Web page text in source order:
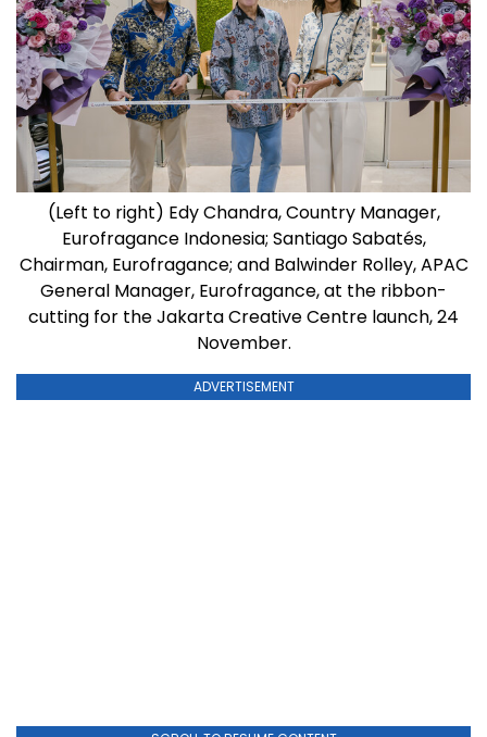
(Left to right) Edy Chandra, Country Manager,
Eurofragance Indonesia; Santiago Sabatés,
Chairman, Eurofragance; and Balwinder Rolley, APAC
General Manager, Eurofragance, at the ribbon-
cutting for the Jakarta Creative Centre launch, 24
November.
ADVERTISEMENT